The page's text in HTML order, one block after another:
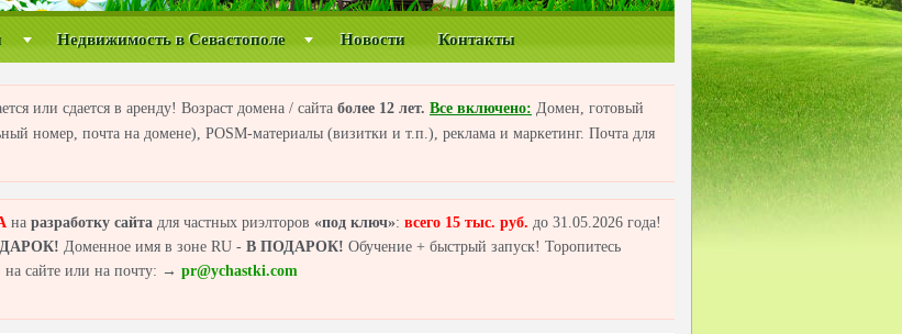
Недвижимость в Севастополе Новости Контакты
или сдается в аренду! Возраст домена / сайта более 12 лет. Все включено: Домен, готовый
номер, почта на домене), POSM-материалы (визитки и т.п.), реклама и маркетинг. Почта для
на разработку сайта для частных риэлторов «под ключ»: всего 15 тыс. руб. до 31.05.2026 года!
Доменное имя в зоне RU - В ПОДАРОК! Обучение + быстрый запуск! Торопитесь
на сайте или на почту: → pr@ychastki.com